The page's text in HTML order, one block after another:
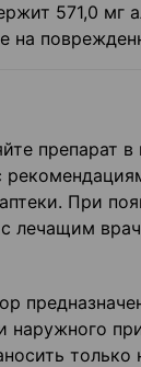
571,0 мг
на
препарат
При
с лечащим
наружного
только